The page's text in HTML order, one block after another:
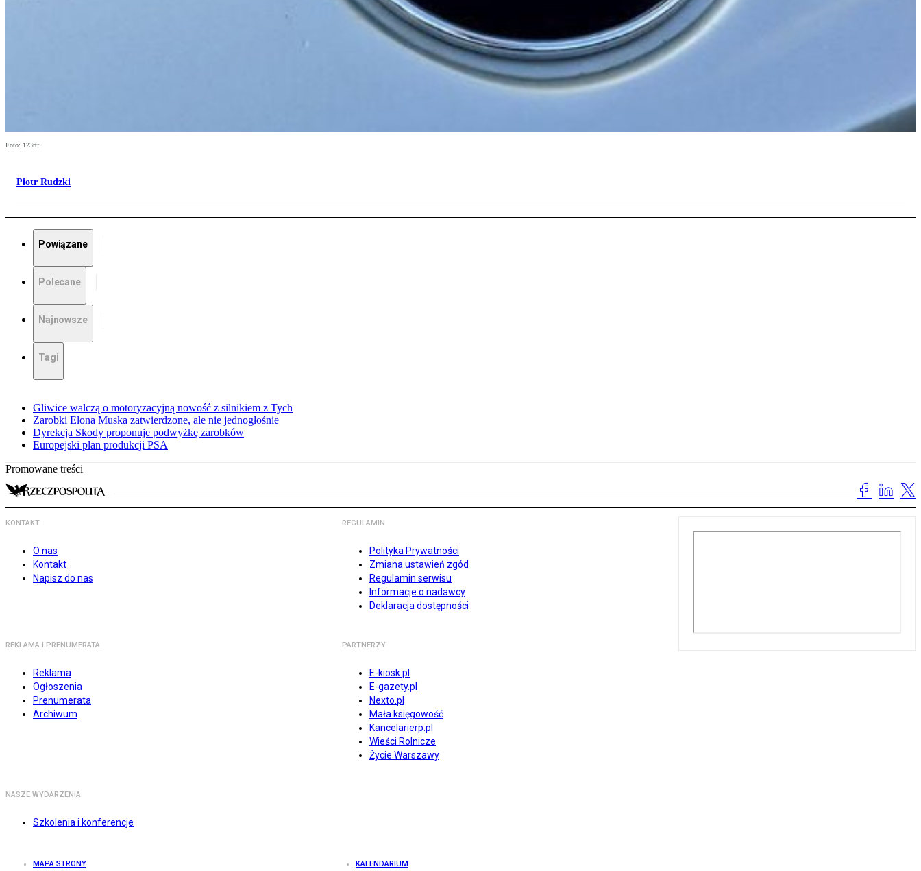
Foto: 123rtf
Piotr Rudzki
Powiązane
Polecane
Najnowsze
Tagi
Gliwice walczą o motoryzacyjną nowość z silnikiem z Tych
Zarobki Elona Muska zatwierdzone, ale nie jednogłośnie
Dyrekcja Skody proponuje podwyżkę zarobków
Europejski plan produkcji PSA
Promowane treści
KONTAKT
O nas
Kontakt
Napisz do nas
REGULAMIN
Polityka Prywatności
Zmiana ustawień zgód
Regulamin serwisu
Informacje o nadawcy
Deklaracja dostępności
REKLAMA I PRENUMERATA
Reklama
Ogłoszenia
Prenumerata
Archiwum
PARTNERZY
E-kiosk.pl
E-gazety.pl
Nexto.pl
Mała księgowość
Kancelarierp.pl
Wieści Rolnicze
Życie Warszawy
NASZE WYDARZENIA
Szkolenia i konferencje
MAPA STRONY KALENDARIUM